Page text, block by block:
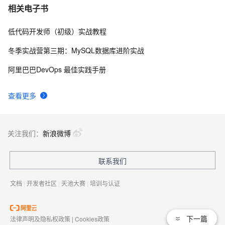
10
相关电子书
查看更多
低代码开发师（初级）实战教程
冬季实战营第三期：MySQL数据库进阶实战
阿里巴巴DevOps 最佳实践手册
下一篇
关注我们： 新浪微博
联系我们
文档 | 开发者社区 | 天池大赛 | 培训与认证
法律声明及隐私权政策 | Cookies政策